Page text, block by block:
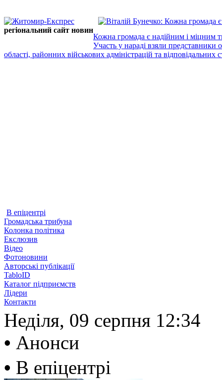
регіональний сайт новин
Кожна громада є надійним і міцним
Участь у нараді взяли представники
області, районних військових адміністрацій та відповідальних
В епіцентрі
Громадська трибуна
Колонка політика
Екслюзив
Відео
Фотоновини
Авторські публікації
TabloID
Каталог підприємств
Лідери
Контакти
Неділя, 09 серпня 12:34
• Анонси
• В епіцентрі